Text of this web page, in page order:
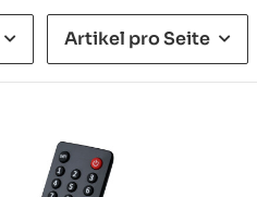
Artikel pro Seite